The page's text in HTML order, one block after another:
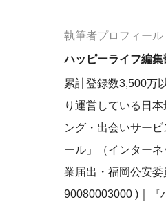
執筆者プロフィール
ハッピーライフ編集
累計登録数3,500万
り運営している日
ング・出会いサー
ール」（インター
業届出・福岡公安
90080003000 )｜『